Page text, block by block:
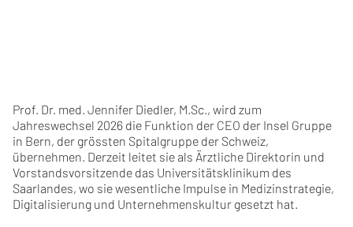
Prof. Dr. med. Jennifer Diedler, M.Sc., wird zum
Jahreswechsel 2026 die Funktion der CEO der Insel Gruppe
in Bern, der grössten Spitalgruppe der Schweiz,
übernehmen. Derzeit leitet sie als Ärztliche Direktorin und
Vorstandsvorsitzende das Universitätsklinikum des
Saarlandes, wo sie wesentliche Impulse in Medizinstrategie,
Digitalisierung und Unternehmenskultur gesetzt hat.